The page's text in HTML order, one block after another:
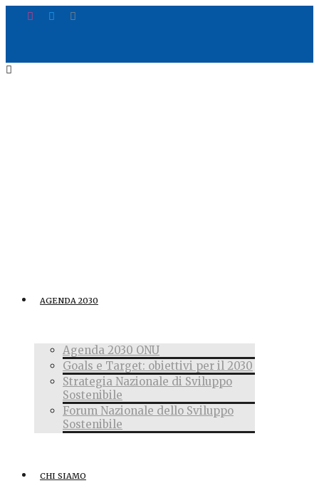
AGENDA 2030
Agenda 2030 ONU
Goals e Target: obiettivi per il 2030
Strategia Nazionale di Sviluppo
Sostenibile
Forum Nazionale dello Sviluppo
Sostenibile
CHI SIAMO